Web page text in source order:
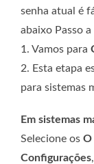
senha atual é
abaixo Passo a
1. Vamos para
2. Esta etapa
para sistemas
Em sistemas
Selecione os O
Configurações